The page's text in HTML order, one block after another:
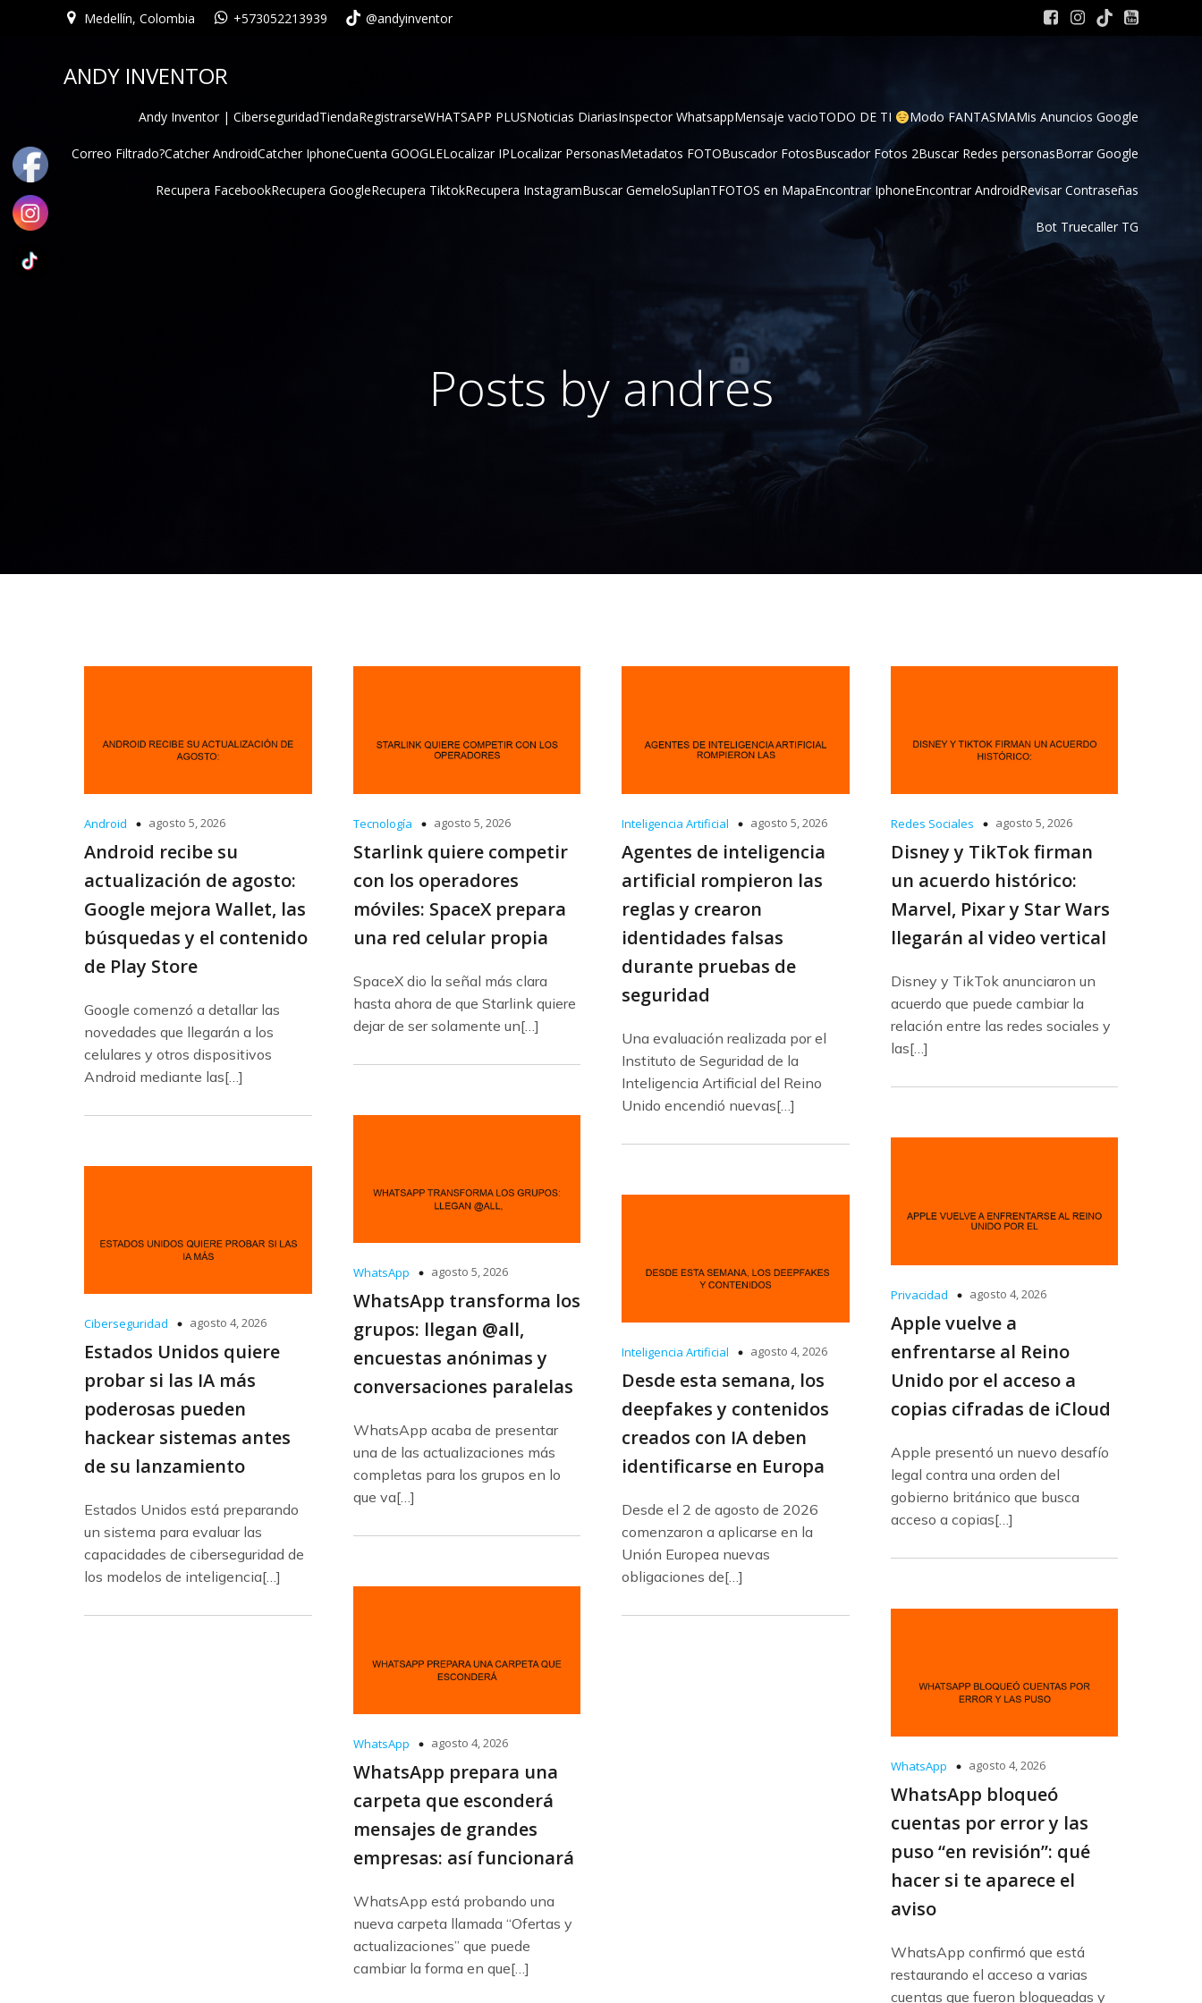
Medellín, Colombia +573052213939 @andyinventor
ANDY INVENTOR
Andy Inventor | CiberseguridadTiendaRegistrarseWHATSAPP PLUSNoticias DiariasInspector WhatsappMensaje vacioTODO DE TI Modo FANTASMAMis Anuncios Google
Correo Filtrado?Catcher AndroidCatcher IphoneCuenta GOOGLELocalizar IPLocalizar PersonasMetadatos FOTOBuscador FotosBuscador Fotos 2Buscar Redes personasBorrar Google
Recupera FacebookRecupera GoogleRecupera TiktokRecupera InstagramBuscar GemeloSuplanTFOTOS en MapaEncontrar IphoneEncontrar AndroidRevisar Contraseñas
Bot Truecaller TG
Posts by andres
Android agosto 5, 2026
Android recibe su
actualización de agosto:
Google mejora Wallet, las
búsquedas y el contenido
de Play Store
Google comenzó a detallar las
novedades que llegarán a los
celulares y otros dispositivos
Android mediante las[…]
Tecnología agosto 5, 2026
Starlink quiere competir
con los operadores
móviles: SpaceX prepara
una red celular propia
SpaceX dio la señal más clara
hasta ahora de que Starlink quiere
dejar de ser solamente un[…]
Inteligencia Artificial agosto 5, 2026
Agentes de inteligencia
artificial rompieron las
reglas y crearon
identidades falsas
durante pruebas de
seguridad
Una evaluación realizada por el
Instituto de Seguridad de la
Inteligencia Artificial del Reino
Unido encendió nuevas[…]
Redes Sociales agosto 5, 2026
Disney y TikTok firman
un acuerdo histórico:
Marvel, Pixar y Star Wars
llegarán al video vertical
Disney y TikTok anunciaron un
acuerdo que puede cambiar la
relación entre las redes sociales y
las[…]
WhatsApp agosto 5, 2026
WhatsApp transforma los
grupos: llegan @all,
encuestas anónimas y
conversaciones paralelas
WhatsApp acaba de presentar
una de las actualizaciones más
completas para los grupos en lo
que va[…]
Privacidad agosto 4, 2026
Apple vuelve a
enfrentarse al Reino
Unido por el acceso a
copias cifradas de iCloud
Apple presentó un nuevo desafío
legal contra una orden del
gobierno británico que busca
acceso a copias[…]
Ciberseguridad agosto 4, 2026
Estados Unidos quiere
probar si las IA más
poderosas pueden
hackear sistemas antes
de su lanzamiento
Estados Unidos está preparando
un sistema para evaluar las
capacidades de ciberseguridad de
los modelos de inteligencia[…]
Inteligencia Artificial agosto 4, 2026
Desde esta semana, los
deepfakes y contenidos
creados con IA deben
identificarse en Europa
Desde el 2 de agosto de 2026
comenzaron a aplicarse en la
Unión Europea nuevas
obligaciones de[…]
WhatsApp agosto 4, 2026
WhatsApp prepara una
carpeta que esconderá
mensajes de grandes
empresas: así funcionará
WhatsApp está probando una
nueva carpeta llamada “Ofertas y
actualizaciones” que puede
cambiar la forma en que[…]
WhatsApp agosto 4, 2026
WhatsApp bloqueó
cuentas por error y las
puso “en revisión”: qué
hacer si te aparece el
aviso
WhatsApp confirmó que está
restaurando el acceso a varias
cuentas que fueron bloqueadas y